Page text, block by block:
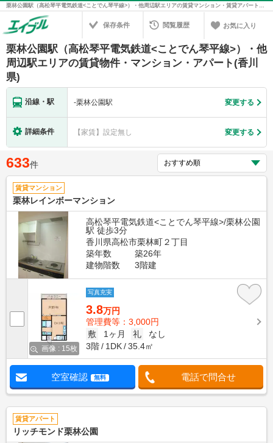
栗林公園駅（高松琴平電気鉄道<ことでん琴平線>）・他周辺駅エリアの賃貸マンション・賃貸アパート・賃貸住宅の不動産情報を検索！不動産賃貸の物件探しは、お部屋探しのエイブル
保存条件 閲覧履歴 お気に入り
栗林公園駅（高松琴平電気鉄道<ことでん琴平線>）・他
周辺駅エリアの賃貸物件・マンション・アパート(香川
県)
沿線・駅 -栗林公園駅 変更する
詳細条件 【家賃】設定無し 変更する
633件
賃貸マンション
栗林レインボーマンション
高松琴平電気鉄道<ことでん琴平線>/栗林公園
駅 徒歩3分
香川県高松市栗林町２丁目
築年数
築26年
建物階数
3階建
画像 : 15枚
写真充実
3.8万円
管理費等：3,000円
敷
1ヶ月 礼
なし
3階
1DK 35.4㎡
空室確認 無料 電話で問合せ
賃貸アパート
リッチモンド栗林公園